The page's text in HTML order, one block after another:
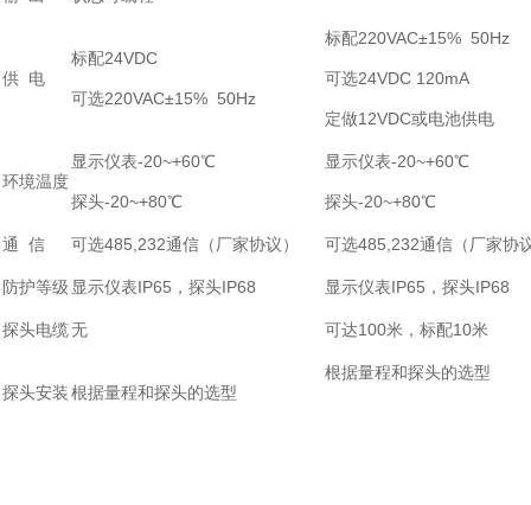
供 电
标配24VDC
可选220VAC±15% 50Hz
标配220VAC±15% 50Hz
可选24VDC 120mA
定做12VDC或电池供电
环境温度
显示仪表-20~+60℃
探头-20~+80℃
显示仪表-20~+60℃
探头-20~+80℃
通 信 可选485,232通信（厂家协议） 可选485,232通信（厂家协
防护等级 显示仪表IP65，探头IP68 显示仪表IP65，探头IP68
探头电缆无 可达100米，标配10米
探头安装根据量程和探头的选型
根据量程和探头的选型